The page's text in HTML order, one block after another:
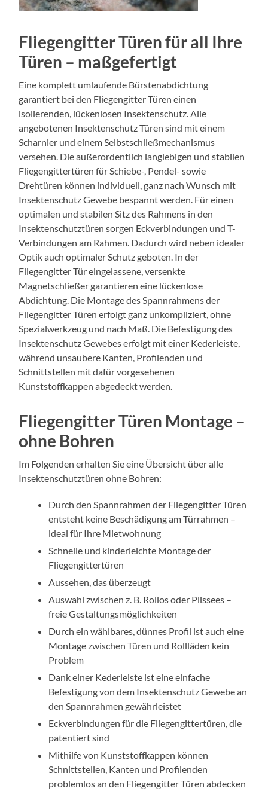
Fliegengitter Türen für all Ihre
Türen – maßgefertigt
Eine komplett umlaufende Bürstenabdichtung
garantiert bei den Fliegengitter Türen einen
isolierenden, lückenlosen Insektenschutz. Alle
angebotenen Insektenschutz Türen sind mit einem
Scharnier und einem Selbstschließmechanismus
versehen. Die außerordentlich langlebigen und stabilen
Fliegengittertüren für Schiebe-, Pendel- sowie
Drehtüren können individuell, ganz nach Wunsch mit
Insektenschutz Gewebe bespannt werden. Für einen
optimalen und stabilen Sitz des Rahmens in den
Insektenschutztüren sorgen Eckverbindungen und T-
Verbindungen am Rahmen. Dadurch wird neben idealer
Optik auch optimaler Schutz geboten. In der
Fliegengitter Tür eingelassene, versenkte
Magnetschließer garantieren eine lückenlose
Abdichtung. Die Montage des Spannrahmens der
Fliegengitter Türen erfolgt ganz unkompliziert, ohne
Spezialwerkzeug und nach Maß. Die Befestigung des
Insektenschutz Gewebes erfolgt mit einer Kederleiste,
während unsaubere Kanten, Profilenden und
Schnittstellen mit dafür vorgesehenen
Kunststoffkappen abgedeckt werden.
Fliegengitter Türen Montage –
ohne Bohren
Im Folgenden erhalten Sie eine Übersicht über alle
Insektenschutztüren ohne Bohren:
Durch den Spannrahmen der Fliegengitter Türen
entsteht keine Beschädigung am Türrahmen –
ideal für Ihre Mietwohnung
Schnelle und kinderleichte Montage der
Fliegengittertüren
Aussehen, das überzeugt
Auswahl zwischen z. B. Rollos oder Plissees –
freie Gestaltungsmöglichkeiten
Durch ein wählbares, dünnes Profil ist auch eine
Montage zwischen Türen und Rollläden kein
Problem
Dank einer Kederleiste ist eine einfache
Befestigung von dem Insektenschutz Gewebe an
den Spannrahmen gewährleistet
Eckverbindungen für die Fliegengittertüren, die
patentiert sind
Mithilfe von Kunststoffkappen können
Schnittstellen, Kanten und Profilenden
problemlos an den Fliegengitter Türen abdecken